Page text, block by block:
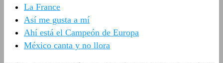
La France
Así me gusta a mí
Ahí está el Campeón de Europa
México canta y no llora